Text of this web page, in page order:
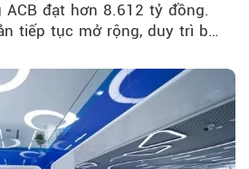
đạt hơn 8.612 tỷ đồng.
tiếp tục mở rộng, duy trì bộ